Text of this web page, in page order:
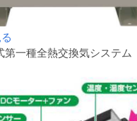
第一種全熱交換気システム